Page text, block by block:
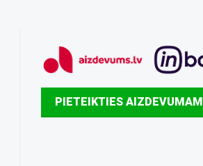
PIETEIKTIES AIZDEVUMAM